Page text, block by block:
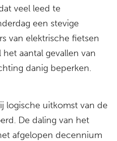
veel leed te
een stevige
van elektrische fietsen
aantal gevallen van
danig beperken.
logische uitkomst van de
De daling van het
afgelopen decennium